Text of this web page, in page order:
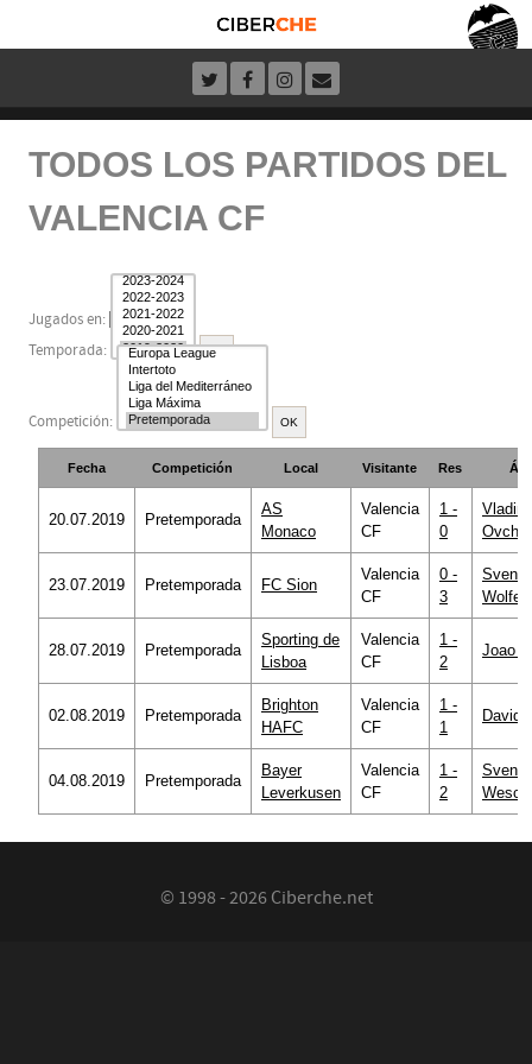
TODOS LOS PARTIDOS DEL
VALENCIA CF
Temporada:
Jugados en:
Competición:
Fecha Competición Local Visitante Res
20.07.2019 Pretemporada
AS
Monaco
Valencia
CF
1 -
0
23.07.2019 Pretemporada FC Sion
Valencia
CF
0 -
3
Sven
28.07.2019 Pretemporada
Sporting de
Lisboa
Valencia
CF
1 -
2
Joao
02.08.2019 Pretemporada
Brighton
HAFC
Valencia
CF
1 -
1
David
04.08.2019 Pretemporada
Bayer
Leverkusen
Valencia
CF
1 -
2
Sven
© 1998 - 2026 Ciberche.net